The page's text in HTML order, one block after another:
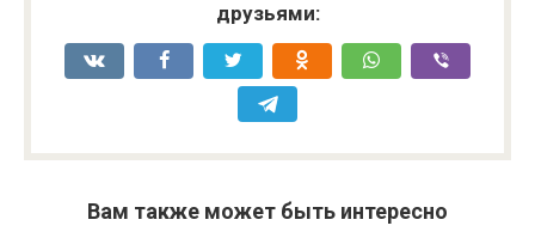
друзьями:
Вам также может быть интересно